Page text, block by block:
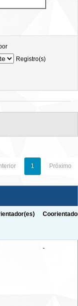
Registro(s)
1 Próximo
-